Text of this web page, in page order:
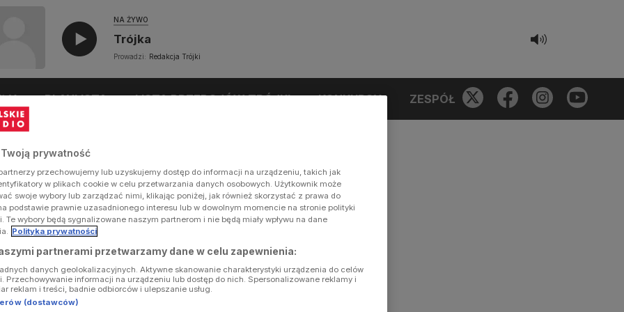
NA ŻYWO
Trójka
Prowadzi: Redakcja Trójki
PLAYLISTA LISTA PRZEBOJÓW TRÓJKI KONKURSY ZESPÓŁ
Twoją prywatność
przechowujemy lub uzyskujemy dostęp do informacji na urządzeniu, takich jak
w plikach cookie w celu przetwarzania danych osobowych. Użytkownik może
swoje wybory lub zarządzać nimi, klikając poniżej, jak również skorzystać z prawa do
podstawie prawnie uzasadnionego interesu lub w dowolnym momencie na stronie polityki
Te wybory będą sygnalizowane naszym partnerom i nie będą miały wpływu na dane
Polityka prywatności
partnerami przetwarzamy dane w celu zapewnienia:
danych geolokalizacyjnych. Aktywne skanowanie charakterystyki urządzenia do celów
Przechowywanie informacji na urządzeniu lub dostęp do nich. Spersonalizowane reklamy i
reklam i treści, badnie odbiorców i ulepszanie usług.
(dostawców)